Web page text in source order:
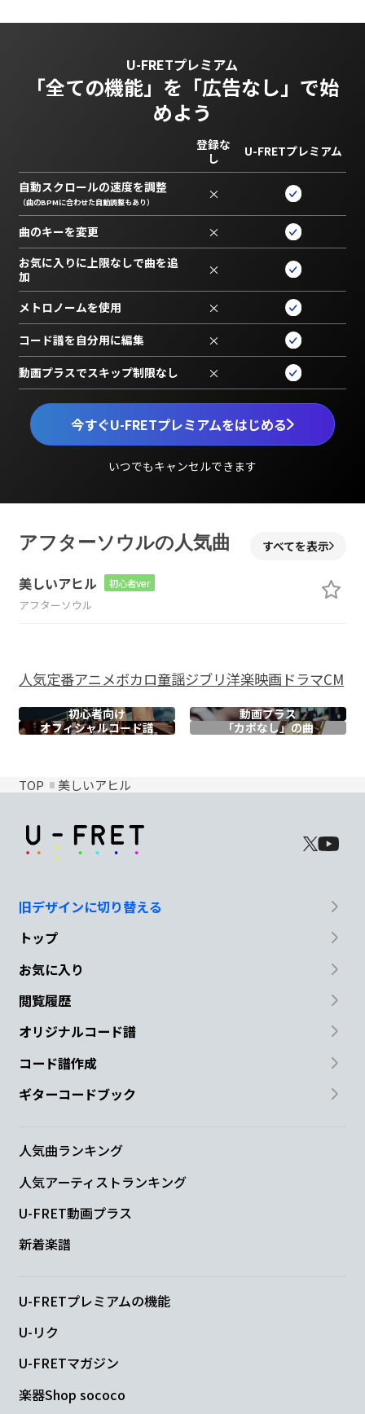
U-FRETプレミアム
「全ての機能」を 「広告なし」で始
めよう
今すぐU-FRETプレミアムをはじめる
いつでもキャンセルできます
登録な
し
U-FRETプレミアム
自動スクロールの速度を調整
（曲のBPMに合わせた自動調整もあり） ×
曲のキーを変更 ×
お気に入りに上限なしで曲を追
加
×
メトロノームを使用 ×
コード譜を自分用に編集 ×
動画プラスでスキップ制限なし ×
アフターソウルの人気曲 すべてを表示
美しいアヒル 初心者ver
アフターソウル
人気定番アニメボカロ童謡ジブリ洋楽映画ドラマCM
初心者向け
動画プラス
オフィシャルコード譜 「カポなし」の曲
TOP 美しいアヒル
旧デザインに切り替える
トップ
お気に入り
閲覧履歴
オリジナルコード譜
コード譜作成
ギターコードブック
人気曲ランキング
人気アーティストランキング
U-FRET動画プラス
新着楽譜
U-FRETプレミアムの機能
U-リク
U-FRETマガジン
楽器Shop sococo